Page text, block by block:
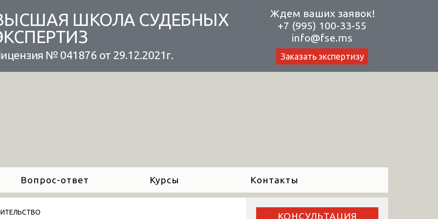
ШКОЛА СУДЕБНЫХ
№ 041876 от 29.12.2021г.
Ждем ваших заявок!
+7 (995) 100-33-55
info@fse.ms
Заказать экспертизу
Вопрос-ответ Курсы Контакты
КОНСУЛЬТАЦИЯ